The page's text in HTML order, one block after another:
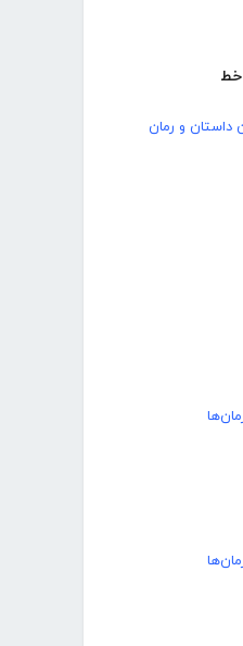
خط
داستان و رمان